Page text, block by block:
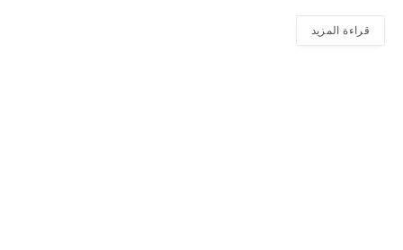
قراءة المزيد